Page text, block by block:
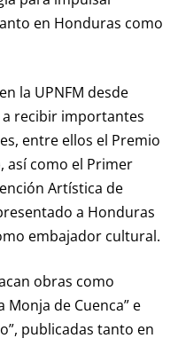
en Honduras como
la UPNFM desde
a recibir importantes
entre ellos el Premio
así como el Primer
Artística de
a Honduras
embajador cultural.
obras como
Monja de Cuenca” e
publicadas tanto en